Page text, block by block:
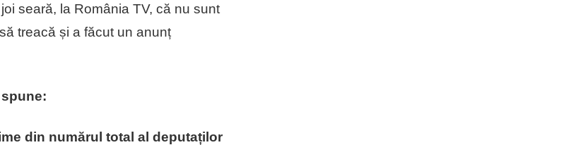
seară, la România TV, că nu sunt
treacă și a făcut un anunț
din numărul total al deputaților